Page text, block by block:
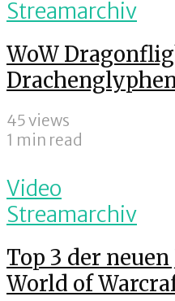
Streamarchiv
WoW
45 views
1 min read
Video
Streamarchiv
Top 3 der
World of